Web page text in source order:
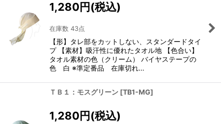
1,280円(税込)
在庫数 43点
【形】タレ部をカットしない、スタンダードタイ
プ 【素材】吸汗性に優れたタオル地 【色合い】
タオル素材の色（クリーム） バイヤステープの
色 白 ※準定番品 在庫切れ…
ＴＢ１：モスグリーン [TB1-MG]
1,280円(税込)